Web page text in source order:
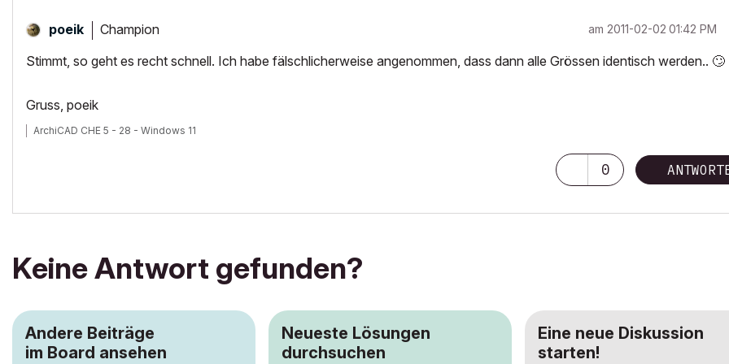
poeik Champion am ‎2011-02-02 01:42 PM
Stimmt, so geht es recht schnell. Ich habe fälschlicherweise angenommen, dass dann alle Grössen identisch werden.. 🙄
Gruss, poeik
ArchiCAD CHE 5 - 28 - Windows 11
0
Keine Antwort gefunden?
Andere Beiträge
im Board ansehen
Neueste Lösungen
durchsuchen
Eine neue Diskussion
starten!